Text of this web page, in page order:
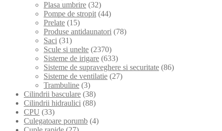
Plasa umbrire (32)
Pompe de stropit (44)
Prelate (15)
Produse antidaunatori (78)
Saci (31)
Scule si unelte (2370)
Sisteme de irigare (633)
Sisteme de supraveghere si securitate (86)
Sisteme de ventilatie (27)
Trambuline (3)
Cilindrii basculare (38)
Cilindrii hidraulici (88)
CPU (33)
Culegatoare porumb (4)